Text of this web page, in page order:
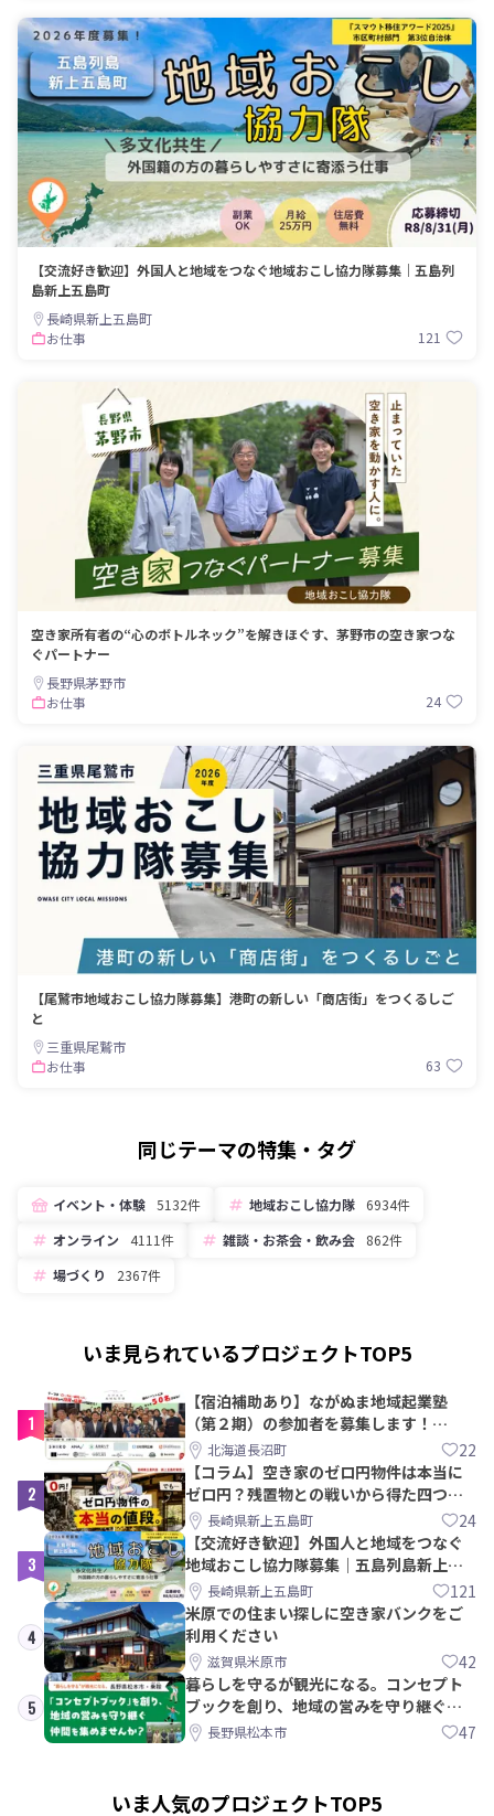
【交流好き歓迎】外国人と地域をつなぐ地域おこし協力隊募集｜五島列
島新上五島町
長崎県新上五島町
お仕事
121
空き家所有者の“心のボトルネック”を解きほぐす、茅野市の空き家つな
ぐパートナー
長野県茅野市
お仕事
24
【尾鷲市地域おこし協力隊募集】港町の新しい「商店街」をつくるしご
と
三重県尾鷲市
お仕事
63
同じテーマの特集・タグ
イベント・体験 5132件 地域おこし協力隊
6934件
オンライン
4111件 雑談・お茶会・飲み会
862件
場づくり
2367件
いま見られているプロジェクトTOP5
1
【宿泊補助あり】ながぬま地域起業塾
（第２期）の参加者を募集します！
【8/21〆】
北海道長沼町 22
2
【コラム】空き家のゼロ円物件は本当に
ゼロ円？残置物との戦いから得た四つの
教訓｜新上五島町
長崎県新上五島町 24
3
【交流好き歓迎】外国人と地域をつなぐ
地域おこし協力隊募集｜五島列島新上五
島町長崎県新上五島町 121
4
米原での住まい探しに空き家バンクをご
利用ください
滋賀県米原市 42
5
暮らしを守るが観光になる。コンセプト
ブックを創り、地域の営みを守り継ぐ仲
間を集めませんか？
長野県松本市 47
いま人気のプロジェクトTOP5